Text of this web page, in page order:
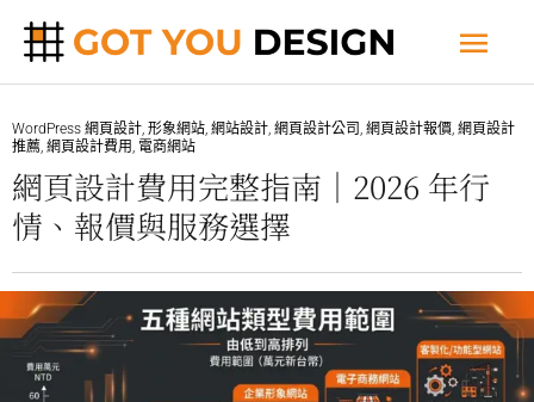
主
要
內
容
主
要
選
WordPress 網頁設計 形象網站 網站設計 網頁設計公司 網頁設計報價 網頁設計
推薦 網頁設計費用 電商網站
網頁設計費用完整指南｜2026 年行
情、報價與服務選擇